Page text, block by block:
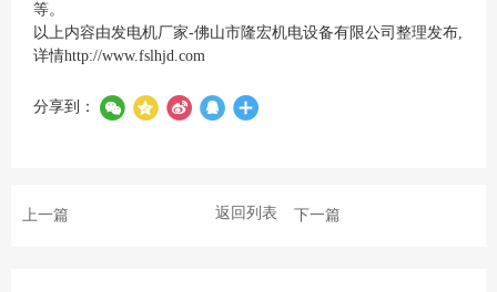
等。
以上内容由发电机厂家-佛山市隆宏机电设备有限公司整理发布,
详情http://www.fslhjd.com
分享到：
上一篇 下一篇
返回列表